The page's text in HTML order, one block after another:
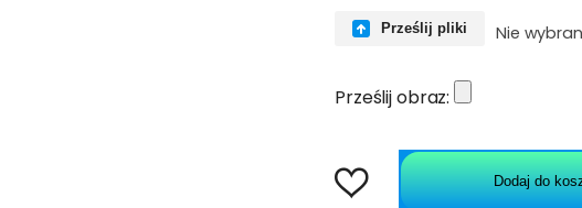
Prześlij pliki Nie
Prześlij obraz:
Dodaj do